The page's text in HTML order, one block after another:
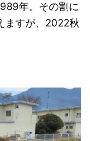
年。その割に
ますが、2022秋